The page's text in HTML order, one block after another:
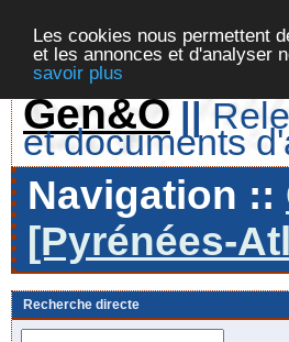
Les cookies nous permettent
et les annonces et d'analyser
savoir plus
Gen&O ||
et documents
Navigation ::
[Pyrénées-
Recherche directe